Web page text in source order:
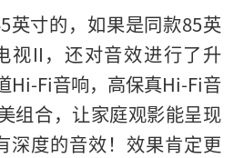
英寸的，如果是同款85英
视II，还对音效进行了升
Hi-Fi音响，高保真Hi-Fi音
组合，让家庭观影能呈现
深度的音效！效果肯定更